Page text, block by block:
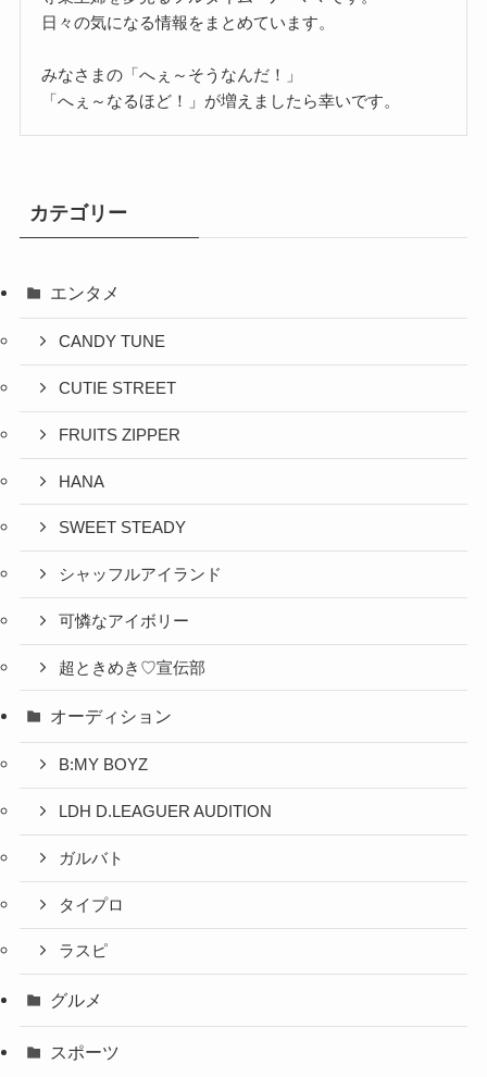
日々の気になる情報をまとめています。
みなさまの「へぇ～そうなんだ！」
「へぇ～なるほど！」が増えましたら幸いです。
カテゴリー
エンタメ
CANDY TUNE
CUTIE STREET
FRUITS ZIPPER
HANA
SWEET STEADY
シャッフルアイランド
可憐なアイボリー
超ときめき♡宣伝部
オーディション
B:MY BOYZ
LDH D.LEAGUER AUDITION
ガルバト
タイプロ
ラスピ
グルメ
スポーツ